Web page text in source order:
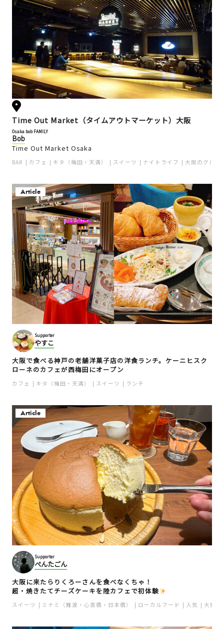
Time Out Market（タイムアウトマーケット）大阪
Osaka bob FAMILY
Bob
Time Out Market Osaka
BAR カフェ キタ（梅田・天満） スイーツ ナイトライフ 大阪のグルメ
Article
Supporter
やすこ
大阪で食べる神戸の老舗洋菓子店の洋食ランチ。ケーニヒスク
ローネのカフェが西梅田にオープン
カフェ キタ（梅田・天満） スイーツ ランチ
Article
Supporter
ぺんたごん
大阪に来たらりくろーさんを食べなくちゃ！
超・焼きたてチーズケーキを陸カフェで初体験
スイーツ ミナミ（難波・心斎橋・日本橋） ローカルフード 人気 大阪土